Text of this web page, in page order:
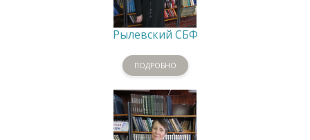
Рылевский СБФ
ПОДРОБНО